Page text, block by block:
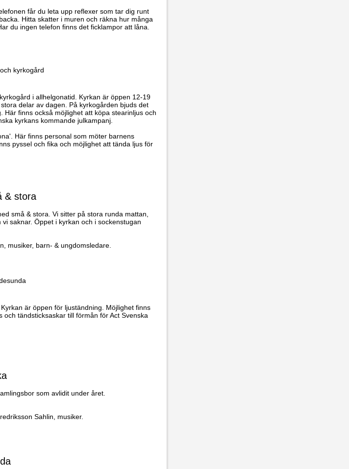
får du leta upp reflexer som tar dig runt
Hitta skatter i muren och räkna hur många
du ingen telefon finns det ficklampor att låna.
kyrkogård
i allhelgonatid. Kyrkan är öppen 12-19
delar av dagen. På kyrkogården bjuds det
Här finns också möjlighet att köpa stearinljus och
kyrkans kommande julkampanj.
Här finns personal som möter barnens
pyssel och fika och möjlighet att tända ljus för
& stora
små & stora. Vi sitter på stora runda mattan,
saknar. Öppet i kyrkan och i sockenstugan
musiker, barn- & ungdomsledare.
är öppen för ljuständning. Möjlighet finns
tändsticksaskar till förmån för Act Svenska
som avlidit under året.
Sahlin, musiker.